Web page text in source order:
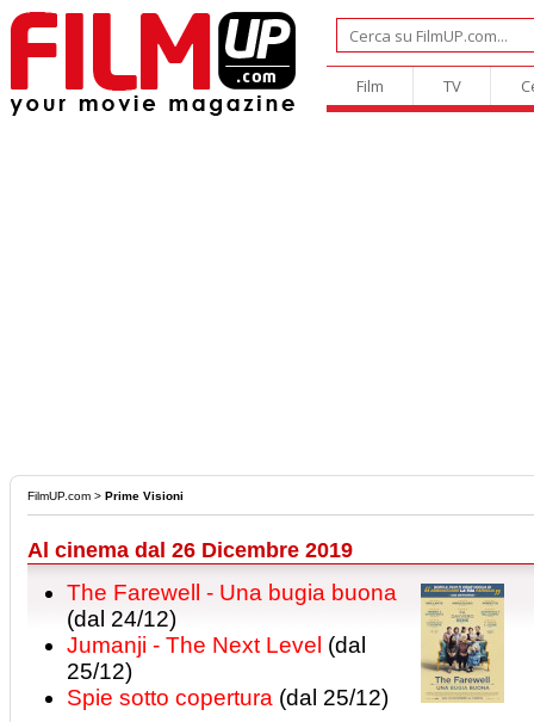
Film TV
FilmUP.com > Prime Visioni
Al cinema dal 26 Dicembre 2019
The Farewell - Una bugia buona
(dal 24/12)
Jumanji - The Next Level (dal
25/12)
Spie sotto copertura (dal 25/12)